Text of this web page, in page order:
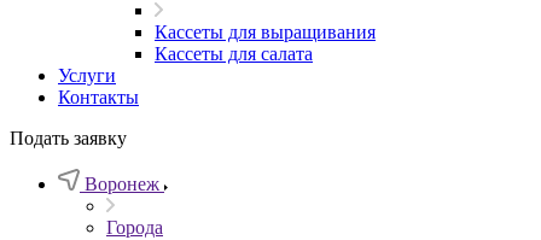
Кассеты для выращивания
Кассеты для салата
Услуги
Контакты
Подать заявку
Воронеж
Города